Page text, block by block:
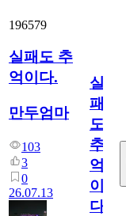
196579
실패도 추
억이다.
만두엄마
103
3
0
26.07.13
실
패
도
추
억
이
다.